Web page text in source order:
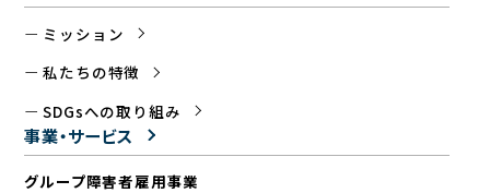
ミッション
私たちの特徴
SDGsへの取り組み
事業・サービス
グループ障害者雇用事業